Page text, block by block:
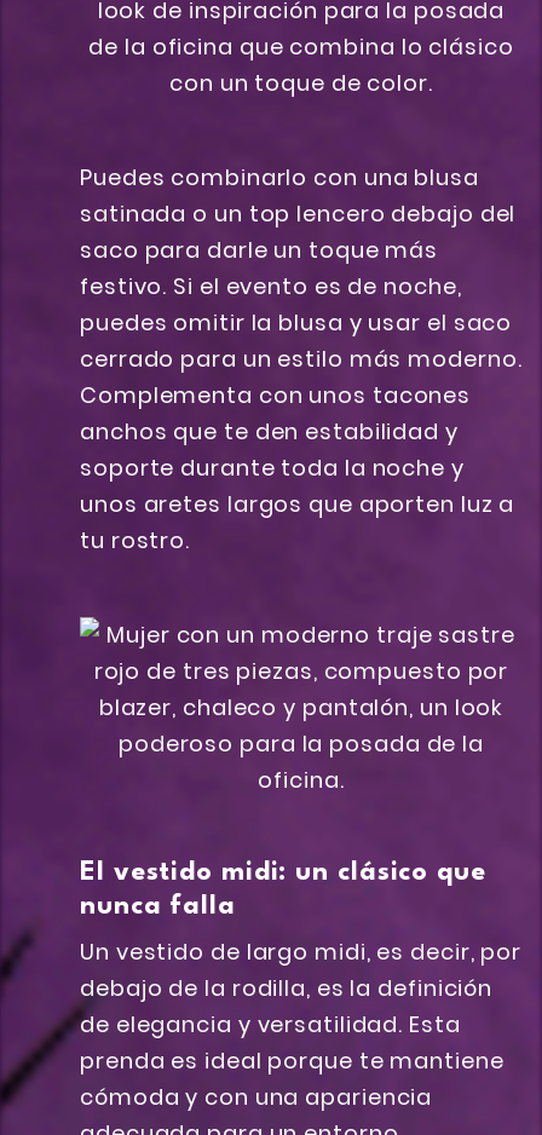
Puedes combinarlo con una blusa
satinada o un top lencero debajo del
saco para darle un toque más
festivo. Si el evento es de noche,
puedes omitir la blusa y usar el saco
cerrado para un estilo más moderno.
Complementa con unos tacones
anchos que te den estabilidad y
soporte durante toda la noche y
unos aretes largos que aporten luz a
tu rostro.
El vestido midi: un clásico que
nunca falla
Un vestido de largo midi, es decir, por
debajo de la rodilla, es la definición
de elegancia y versatilidad. Esta
prenda es ideal porque te mantiene
cómoda y con una apariencia